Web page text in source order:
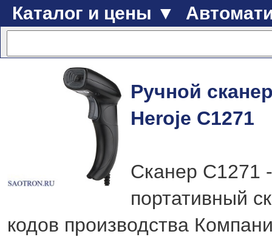
Каталог и цены ▼
Ручной
Heroje C1271
Сканер C1271
портативный
кодов производства